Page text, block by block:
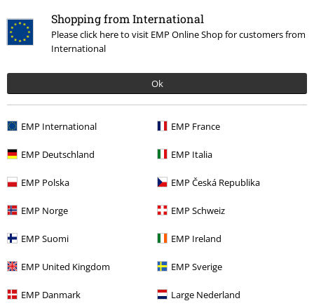
Shopping from International
Please click here to visit EMP Online Shop for customers from
International
Ok
EMP International EMP France
EMP Deutschland EMP Italia
EMP Polska EMP Česká Republika
EMP Norge EMP Schweiz
EMP Suomi EMP Ireland
EMP United Kingdom EMP Sverige
EMP Danmark Large Nederland
Stock faible
PVC€ 79,95
€ 75,99
Bottines Lacées
Dockers by
Bottes motardes femme
Commander des bottes de motard pour femme